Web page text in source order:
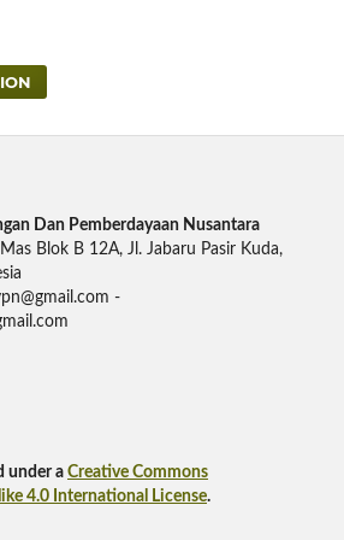
Dan Pemberdayaan Nusantara
Blok B 12A, Jl. Jabaru Pasir Kuda,
-
under a Creative Commons
4.0 International License.